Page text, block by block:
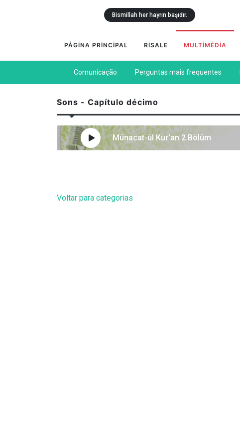
Bismillah her hayrın başıdır.
PÁGİNA PRİNCİPAL RİSALE MULTİMÉDİA
Comunicação Perguntas mais frequentes
Sons - Capítulo décimo
Münacat-ül Kur'an 2.Bölüm
Voltar para categorias